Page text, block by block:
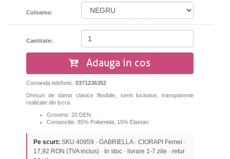
Culoarea:
Cantitate:
Adauga in cos
Comanda telefonic: 0371236352
Dresuri de dama clasice flexibile, semi lucioase, transparente
realizate din lycra.
Grosime: 20 DEN
Compozitie: 85% Poliamida, 15% Elastan
Pe scurt: SKU 40959 · GABRIELLA · CIORAPI Femei ·
17,92 RON (TVA inclus) · In stoc · livrare 1-7 zile · retur